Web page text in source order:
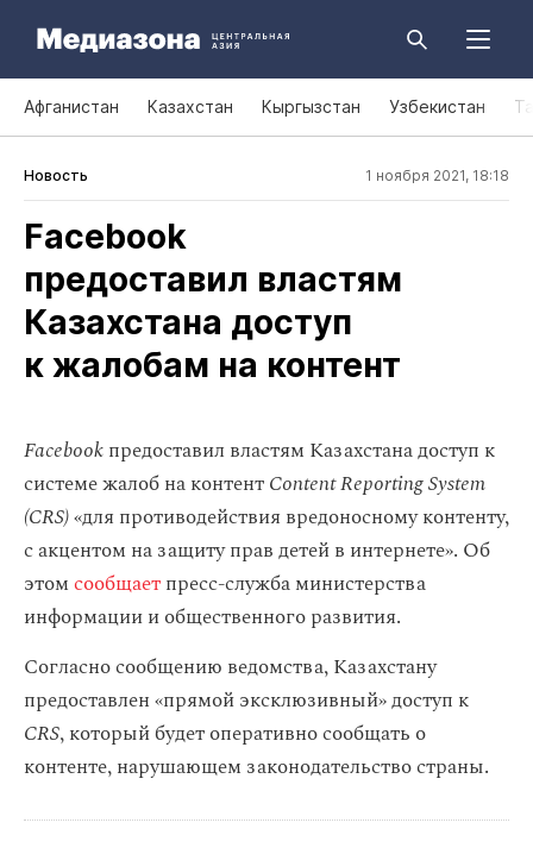
Афганистан Казахстан Кыргызстан Узбекистан
Новость 1 ноября 2021, 18:18
Facebook
предоставил властям
Казахстана доступ
к жалобам на контент
Facebookпредоставил властям Казахстана доступ к
системе жалоб на контентContent Reporting System
(CRS)«для противодействия вредоносному контенту,
с акцентом на защиту прав детей в интернете». Об
этомсообщаетпресс-служба министерства
информации и общественного развития.
Согласно сообщению ведомства, Казахстану
предоставлен «прямой эксклюзивный» доступ к
CRS, который будет оперативно сообщать о
контенте, нарушающем законодательство страны.